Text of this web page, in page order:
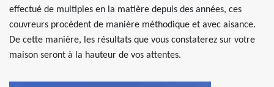
effectué de multiples en la matière depuis des années, ces
couvreurs procèdent de manière méthodique et avec aisance.
De cette manière, les résultats que vous constaterez sur votre
maison seront à la hauteur de vos attentes.